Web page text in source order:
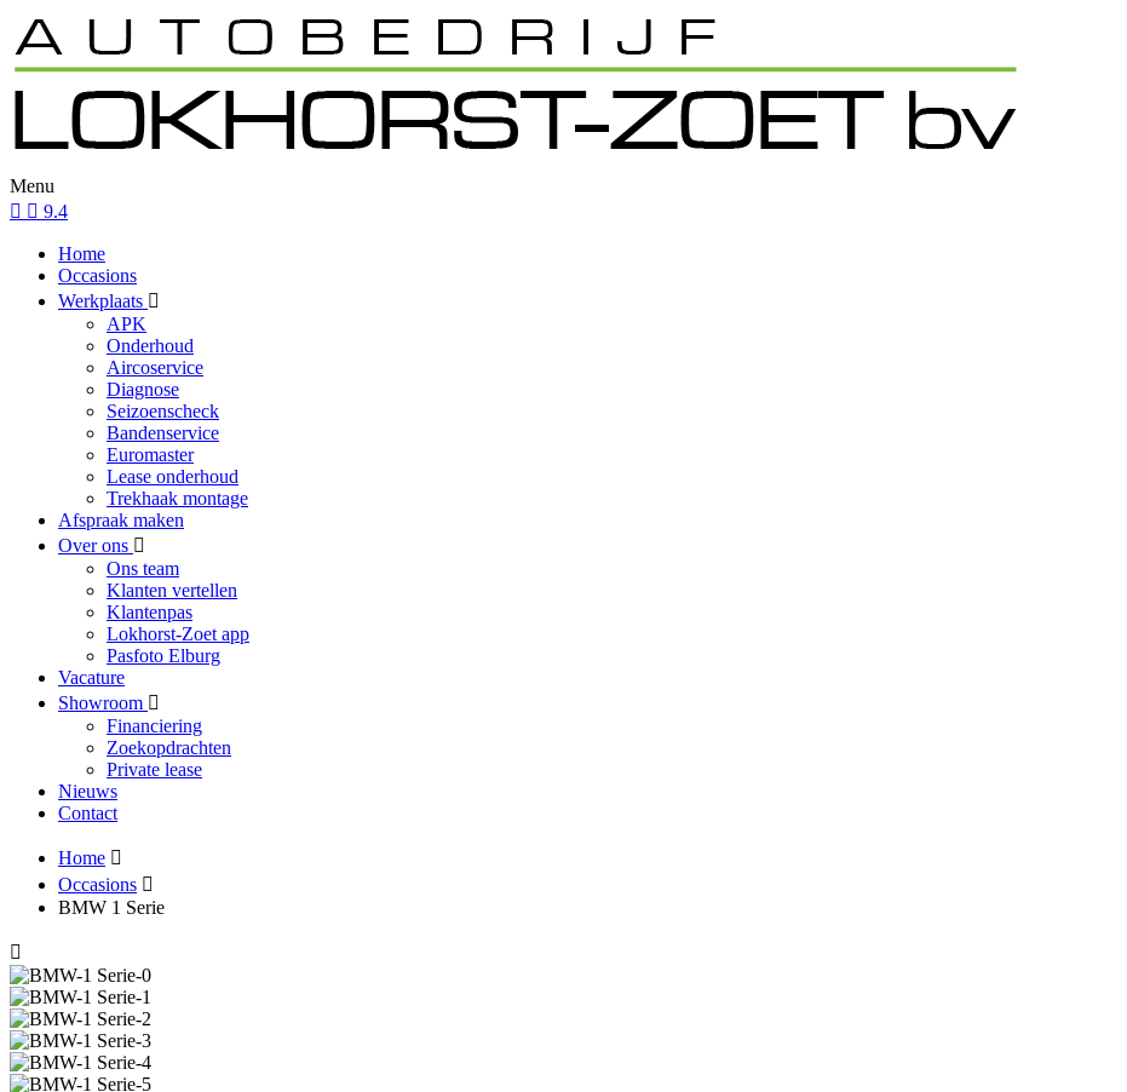
Menu
9.4
Home
Occasions
Werkplaats
APK
Onderhoud
Aircoservice
Diagnose
Seizoenscheck
Bandenservice
Euromaster
Lease onderhoud
Trekhaak montage
Afspraak maken
Over ons
Ons team
Klanten vertellen
Klantenpas
Lokhorst-Zoet app
Pasfoto Elburg
Vacature
Showroom
Financiering
Zoekopdrachten
Private lease
Nieuws
Contact
Home
Occasions
BMW 1 Serie